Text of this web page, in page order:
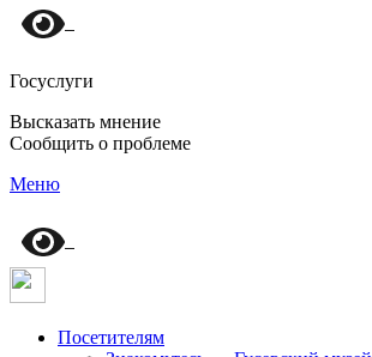
Госуслуги
Высказать мнение
Сообщить о проблеме
Меню
Посетителям